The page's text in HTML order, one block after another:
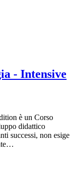
- Intensive
è un Corso
didattico
successi, non esige